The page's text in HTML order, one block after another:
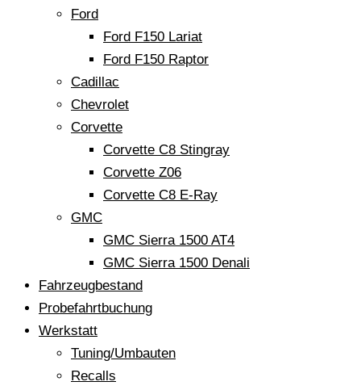
Ford
Ford F150 Lariat
Ford F150 Raptor
Cadillac
Chevrolet
Corvette
Corvette C8 Stingray
Corvette Z06
Corvette C8 E-Ray
GMC
GMC Sierra 1500 AT4
GMC Sierra 1500 Denali
Fahrzeugbestand
Probefahrtbuchung
Werkstatt
Tuning/Umbauten
Recalls